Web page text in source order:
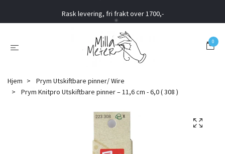
Rask levering, fri frakt over 1700,-
0
Hjem
Prym Utskiftbare pinner/ Wire
Prym Knitpro Utskiftbare pinner – 11,6 cm - 6,0 ( 308 )